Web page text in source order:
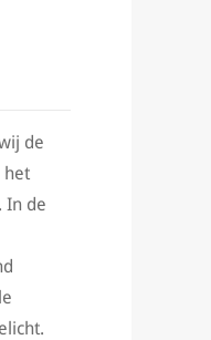
de
het
In de